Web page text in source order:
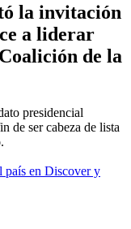
la invitación
a liderar
de la
presidencial
de ser cabeza de lista
país en Discover y